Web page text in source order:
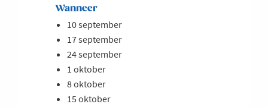
Wanneer
10 september
17 september
24 september
1 oktober
8 oktober
15 oktober